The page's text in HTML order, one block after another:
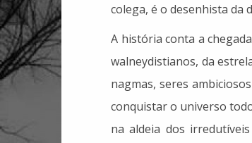
colega, é o desenhista da
A história conta a
walneydistianos, da
nagmas, seres
conquistar o universo
na aldeia dos